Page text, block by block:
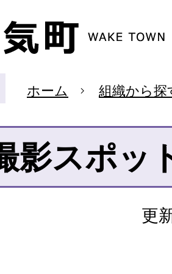
ホーム 組織から探
影スポッ
更